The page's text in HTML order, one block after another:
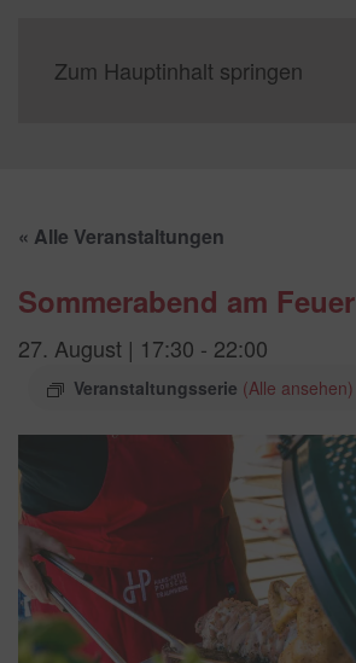
Zum Hauptinhalt springen
« Alle Veranstaltungen
Sommerabend am Feuer
27. August | 17:30 - 22:00
Veranstaltungsserie (Alle ansehen)